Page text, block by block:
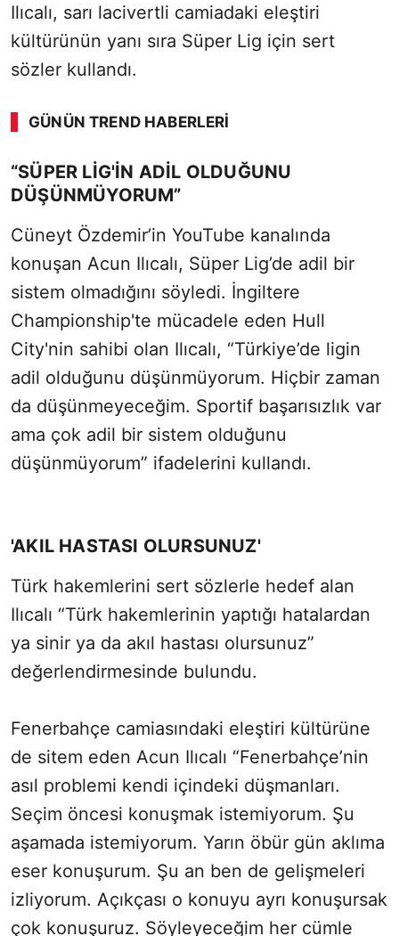
Ilıcalı, sarı lacivertli camiadaki eleştiri
kültürünün yanı sıra Süper Lig için sert
sözler kullandı.
GÜNÜN TREND HABERLERI
“SÜPER LİG'İN ADİL OLDUĞUNU
DÜŞÜNMÜYORUM”
Cüneyt Özdemir’in YouTube kanalında
konuşan Acun Ilıcalı, Süper Lig’de adil bir
sistem olmadığını söyledi. İngiltere
Championship'te mücadele eden Hull
City'nin sahibi olan Ilıcalı, “Türkiye’de ligin
adil olduğunu düşünmüyorum. Hiçbir zaman
da düşünmeyeceğim. Sportif başarısızlık var
ama çok adil bir sistem olduğunu
düşünmüyorum” ifadelerini kullandı.
'AKIL HASTASI OLURSUNUZ'
Türk hakemlerini sert sözlerle hedef alan
Ilıcalı “Türk hakemlerinin yaptığı hatalardan
ya sinir ya da akıl hastası olursunuz”
değerlendirmesinde bulundu.
Fenerbahçe camiasındaki eleştiri kültürüne
de sitem eden Acun Ilıcalı “Fenerbahçe’nin
asıl problemi kendi içindeki düşmanları.
Seçim öncesi konuşmak istemiyorum. Şu
aşamada istemiyorum. Yarın öbür gün aklıma
eser konuşurum. Şu an ben de gelişmeleri
izliyorum. Açıkçası o konuyu ayrı konuşursak
çok konuşuruz. Söyleyeceğim her cümle